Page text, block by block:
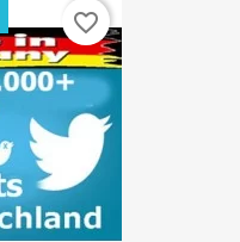
favorite_border